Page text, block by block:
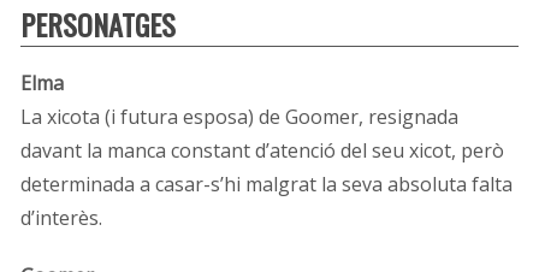
PERSONATGES
Elma
La xicota (i futura esposa) de Goomer, resignada
davant la manca constant d’atenció del seu xicot, però
determinada a casar-s’hi malgrat la seva absoluta falta
d’interès.